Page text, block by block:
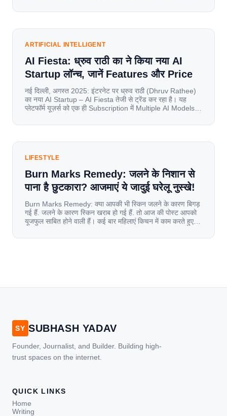
mobile data, affordable smartphones, and high-speed
has become a mobile-first market where consumers
ARTIFICIAL INTELLIGENT
AI Fiesta: ध्रुव राठी का ने किया नया AI
Startup लॉन्च, जानें Features और Price
नई दिल्ली, अगस्त 2025: इंटरनेट पर ध्रुव राठी (Dhruv Rathee)
का नया AI Startup – AI Fiesta तेजी से ट्रेंड कर रहा है। यह
प्लेटफॉर्म यूज़र्स को एक ही Subscription में Multiple AI Models
यूज़र्स का जबरदस्त रिस्पॉन्स लॉन्च के तुरंत […]
LIFESTYLE
Burn Marks Remedy: जलने के निशान से
पाना है छुटकारा? आजमाएं ये जादुई घरेलू नुस्खे!
Burn Marks Remedy: क्या आपकी भी स्किन जलने के कारण बिगड़
गई हैं. जलने के कारण स्किन खराब हो गई हैं. तो आज की पोस्ट आपको
यूजफुल साबित होने वाली हैं। कई बार महिलाएं किचन में काम करते हुए
[…]
SY SUBHASH YADAV
Founder, Journalist, and Builder. Building high-
trust spaces on the internet.
QUICK LINKS
Home
Writing